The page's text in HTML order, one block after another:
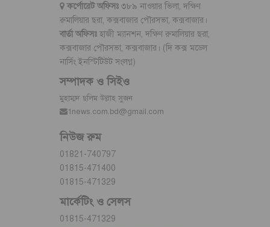
কর্পোরেট অফিসঃ৩৮৯ নাওয়ার ভিলা, দক্ষিণ
রুমালিয়ার ছরা, কক্সবাজার পৌরসভা, কক্সবাজার।
বার্তা অফিসঃ হাজী ম্যানশন, দক্ষিণ রুমালিয়ার ছরা,
কক্সবাজার পৌরসভা, কক্সবাজার। (দি কক্স মডেল
নার্সিং ইনস্টিটিউট সংলগ্ন)
সম্পাদক ও সিইও
মুহাম্মদ ছলিম উল্লাহ সুজন
1news.com.bd@gmail.com
নিউজ রুম
01821-740797
01815-471400
01815-471329
মার্কেটিং ও সেলস
01815-471329